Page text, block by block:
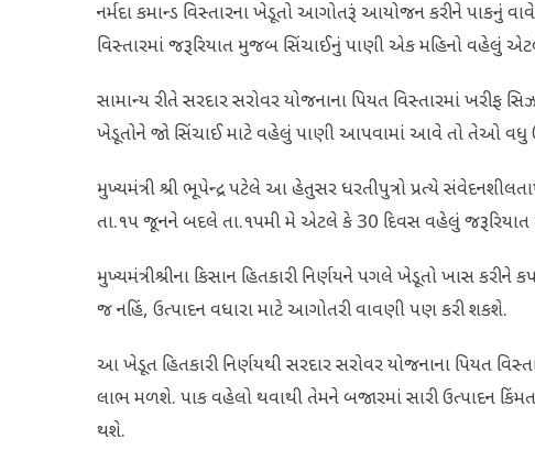
નર્મદા કમાન્ડ વિસ્તારના ખેડૂતો આગોતરૂં આયોજન કરીને પાકનું
વિસ્તારમાં જરૂરિયાત મુજબ સિંચાઈનું પાણી એક મહિનો વહેલું
સામાન્ય રીતે સરદાર સરોવર યોજનાના પિયત વિસ્તારમાં
ખેડૂતોને જો સિંચાઈ માટે વહેલું પાણી આપવામાં આવે તો તેઓ વધુ
મુખ્યમંત્રી શ્રી ભૂપેન્દ્ર પટેલે આ હેતુસર ધરતીપુત્રો પ્રત્યે
તા.૧૫ જૂનને બદલે તા.૧૫મી મે એટલે કે 30 દિવસ વહેલું જરૂરિયાત
મુખ્યમંત્રીશ્રીના કિસાન હિતકારી નિર્ણયને પગલે ખેડૂતો ખાસ
જ નહિં, ઉત્પાદન વધારા માટે આગોતરી વાવણી પણ કરી શકશે.
આ ખેડૂત હિતકારી નિર્ણયથી સરદાર સરોવર યોજનાના પિયત
લાભ મળશે. પાક વહેલો થવાથી તેમને બજારમાં સારી ઉત્પાદન
થશે.